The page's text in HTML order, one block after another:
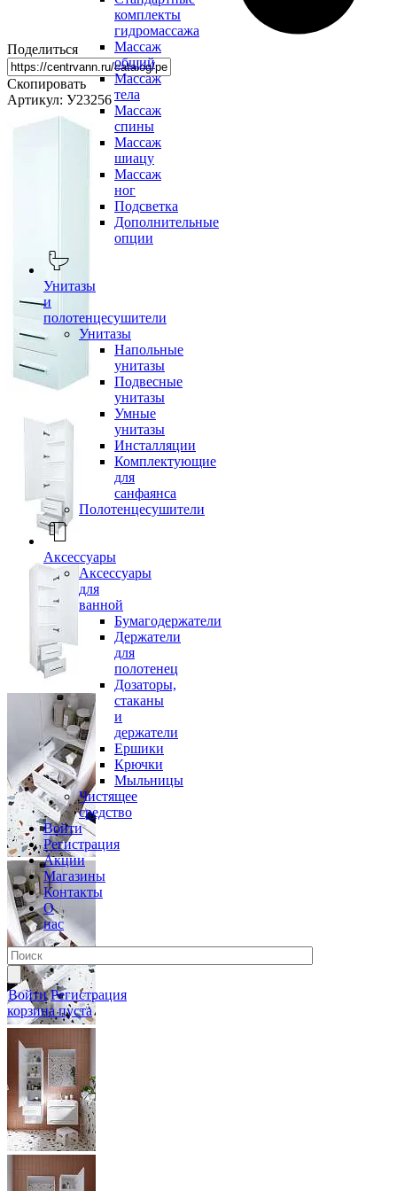
комплекты
гидромассажа
Массаж
общий
Массаж
тела
Массаж
спины
Массаж
шиацу
Массаж
ног
Подсветка
Дополнительные
опции
Унитазы
и
полотенцесушители
Унитазы
Напольные
унитазы
Подвесные
унитазы
Умные
унитазы
Инсталляции
Комплектующие
для
санфаянса
Полотенцесушители
Аксессуары
Аксессуары
для
ванной
Бумагодержатели
Держатели
для
полотенец
Дозаторы,
стаканы
и
держатели
Ершики
Крючки
Мыльницы
Чистящее
средство
Войти
Регистрация
Акции
Магазины
Контакты
О
нас
Войти Регистрация
корзина пуста
Поделиться
Скопировать
Артикул: У23256